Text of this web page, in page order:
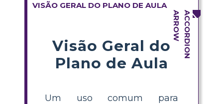
VISÃO GERAL DO PLANO DE AULA
Visão Geral do
Plano de Aula
Um uso comum para